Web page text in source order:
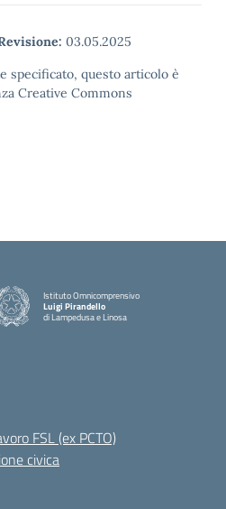
03.05.2025
specificato, questo articolo è
Creative Commons
Istituto Omnicomprensivo
Luigi Pirandello
di Lampedusa e Linosa
FSL (ex PCTO)
civica